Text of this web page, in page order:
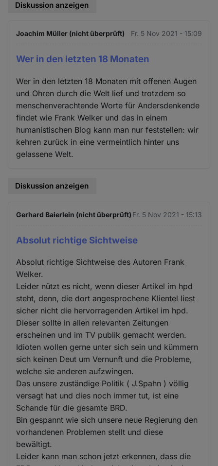
Diskussion anzeigen
Joachim Müller (nicht überprüft) Fr. 5 Nov 2021 - 15:09
Wer in den letzten 18 Monaten
Wer in den letzten 18 Monaten mit offenen Augen
und Ohren durch die Welt lief und trotzdem so
menschenverachtende Worte für Andersdenkende
findet wie Frank Welker und das in einem
humanistischen Blog kann man nur feststellen: wir
kehren zurück in eine vermeintlich hinter uns
gelassene Welt.
Diskussion anzeigen
Gerhard Baierlein (nicht überprüft) Fr. 5 Nov 2021 - 15:13
Absolut richtige Sichtweise
Absolut richtige Sichtweise des Autoren Frank
Welker.
Leider nützt es nicht, wenn dieser Artikel im hpd
steht, denn, die dort angesprochene Klientel liest
sicher nicht die hervorragenden Artikel im hpd.
Dieser sollte in allen relevanten Zeitungen
erscheinen und im TV publik gemacht werden.
Idioten wollen gerne unter sich sein und kümmern
sich keinen Deut um Vernunft und die Probleme,
welche sie anderen aufzwingen.
Das unsere zuständige Politik ( J.Spahn ) völlig
versagt hat und dies noch immer tut, ist eine
Schande für die gesamte BRD.
Bin gespannt wie sich unsere neue Regierung den
vorhandenen Problemen stellt und diese
bewältigt.
Leider kann man schon jetzt erkennen, dass die